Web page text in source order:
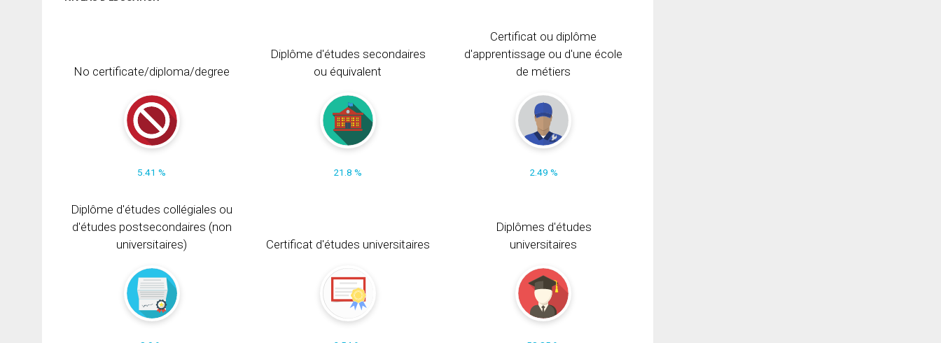
No certificate/diploma/degree
5.41 %
Diplôme d'études secondaires
ou équivalent
21.8 %
Certificat ou diplôme
d'apprentissage ou d'une école
de métiers
2.49 %
Diplôme d'études collégiales ou
d'études postsecondaires (non
universitaires)
Certificat d'études universitaires
Diplômes d'études
universitaires